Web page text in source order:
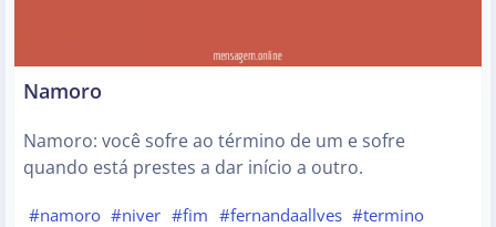
Namoro
Namoro: você sofre ao término de um e sofre
quando está prestes a dar início a outro.
#namoro #niver #fim #fernandaallves #termino